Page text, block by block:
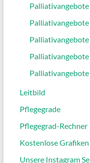
Palliativangebote
Leitbild
Pflegegrade
Pflegegrad-Rechner
Kostenlose Grafiken
Unsere Instagram